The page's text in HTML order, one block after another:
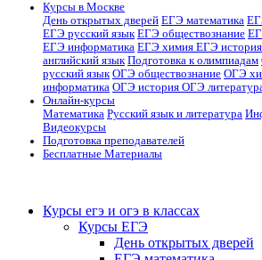
Курсы в Москве
День открытых дверей ЕГЭ математика
ЕГЭ русский язык ЕГЭ обществознание
ЕГЭ информатика ЕГЭ химия ЕГЭ история
английский язык Подготовка к олимпиадам
русский язык ОГЭ обществознание ОГЭ
информатика ОГЭ история ОГЭ
Онлайн-курсы
Математика Русский язык и литература
Видеокурсы
Подготовка преподавателей
Бесплатные Материалы
Курсы егэ и огэ в классах
Курсы ЕГЭ
День открытых дверей